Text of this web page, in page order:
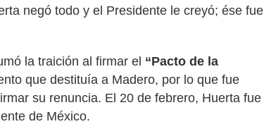
negó todo y el Presidente le creyó; ése fue
la traición al firmar el “Pacto de la
que destituía a Madero, por lo que fue
su renuncia. El 20 de febrero, Huerta fue
de México.